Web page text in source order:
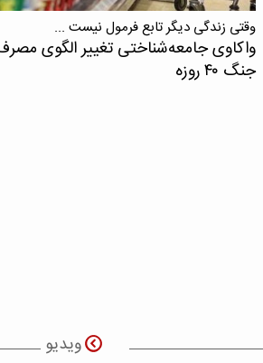
وقتی زندگی دیگر تابع فرمول نیست ...
واکاوی جامعه‌شناختی تغییر الگوی
جنگ ۴۰ روزه
ویدیو